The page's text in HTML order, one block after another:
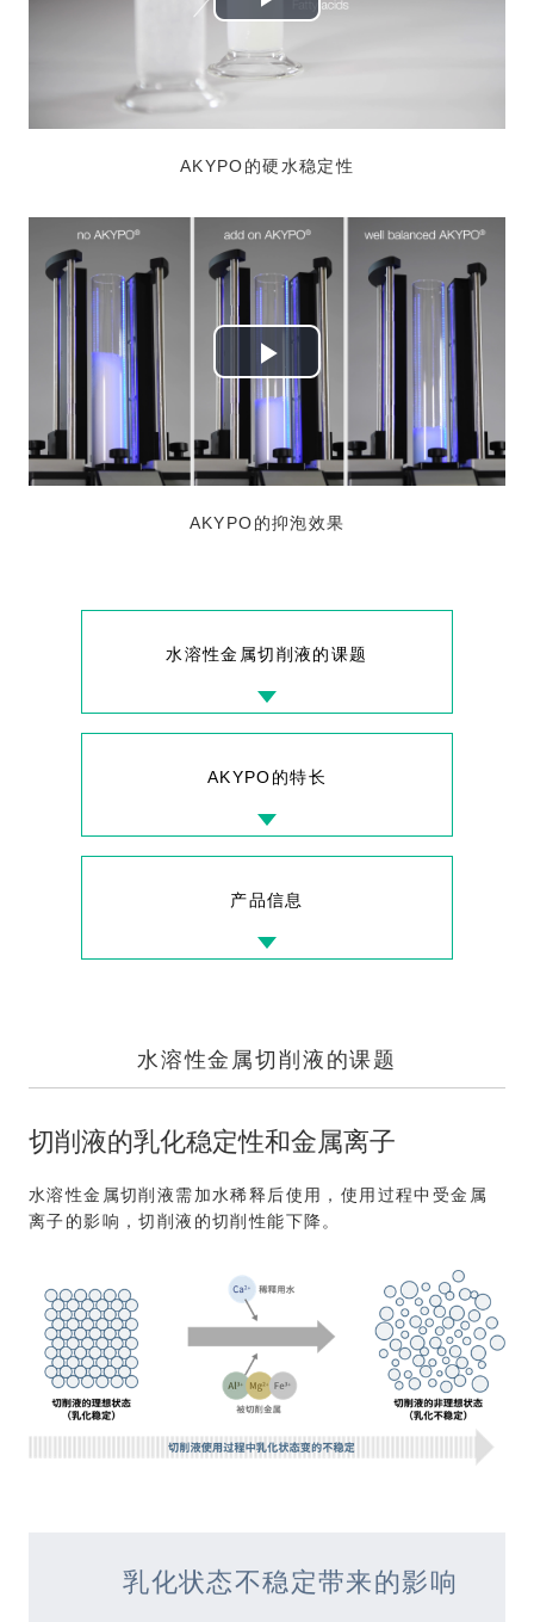
Play
Video
AKYPO的硬水稳定性
Play
Video
AKYPO的抑泡效果
水溶性金属切削液的课题
AKYPO的特长
产品信息
水溶性金属切削液的课题
切削液的乳化稳定性和金属离子
水溶性金属切削液需加水稀释后使用，使用过程中受金属
离子的影响，切削液的切削性能下降。
乳化状态不稳定带来的影响